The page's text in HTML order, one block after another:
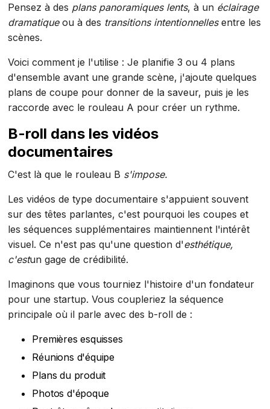
Pensez à des plans panoramiques lents, à un éclairage
dramatiqueou à des transitions intentionnellesentre les
scènes.
Voici comment je l'utilise : Je planifie 3 ou 4 plans
d'ensemble avant une grande scène, j'ajoute quelques
plans de coupe pour donner de la saveur, puis je les
raccorde avec le rouleau A pour créer un rythme.
B-roll dans les vidéos
documentaires
C'est là que le rouleau B s'impose.
Les vidéos de type documentaire s'appuient souvent
sur des têtes parlantes, c'est pourquoi les coupes et
les séquences supplémentaires maintiennent l'intérêt
visuel. Ce n'est pas qu'une question d'esthétique,
c'estun gage de crédibilité.
Imaginons que vous tourniez l'histoire d'un fondateur
pour une startup. Vous coupleriez la séquence
principale où il parle avec des b-roll de :
Premières esquisses
Réunions d'équipe
Plans du produit
Photos d'époque